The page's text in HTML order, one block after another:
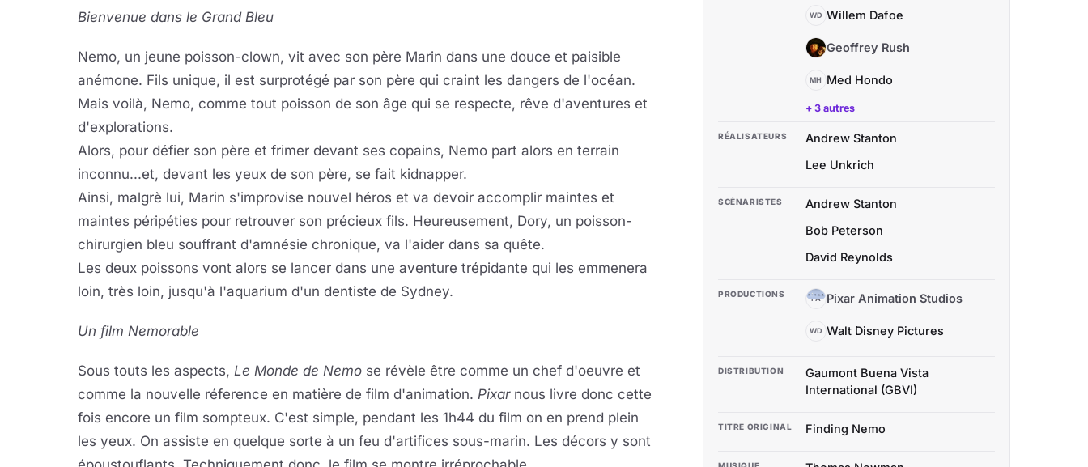
Bienvenue dans le Grand Bleu
Nemo, un jeune poisson-clown, vit avec son père Marin dans une douce et paisible
anémone. Fils unique, il est surprotégé par son père qui craint les dangers de l'océan.
Mais voilà, Nemo, comme tout poisson de son âge qui se respecte, rêve d'aventures et
d'explorations.
Alors, pour défier son père et frimer devant ses copains, Nemo part alors en terrain
inconnu...et, devant les yeux de son père, se fait kidnapper.
Ainsi, malgrè lui, Marin s'improvise nouvel héros et va devoir accomplir maintes et
maintes péripéties pour retrouver son précieux fils. Heureusement, Dory, un poisson-
chirurgien bleu souffrant d'amnésie chronique, va l'aider dans sa quête.
Les deux poissons vont alors se lancer dans une aventure trépidante qui les emmenera
loin, très loin, jusqu'à l'aquarium d'un dentiste de Sydney.
Un film Nemorable
Sous touts les aspects, Le Monde de Nemo se révèle être comme un chef d'oeuvre et
comme la nouvelle réference en matière de film d'animation. Pixarnous livre donc cette
fois encore un film sompteux. C'est simple, pendant les 1h44 du film on en prend plein
les yeux. On assiste en quelque sorte à un feu d'artifices sous-marin. Les décors y sont
WD Willem Dafoe
GR Geoffrey Rush
MH Med Hondo
+ 3 autres
RÉALISATEURS
Andrew Stanton
Lee Unkrich
SCÉNARISTES
Andrew Stanton
Bob Peterson
David Reynolds
PRODUCTIONS PA Pixar Animation Studios
WD Walt Disney Pictures
DISTRIBUTION
Gaumont Buena Vista
International (GBVI)
TITRE ORIGINAL Finding Nemo